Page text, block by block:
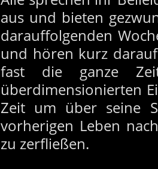
aus und bieten
darauffolgenden
und hören kurz
fast die ganze
überdimensionierten
Zeit um über seine
vorherigen Leben
zu zerfließen.